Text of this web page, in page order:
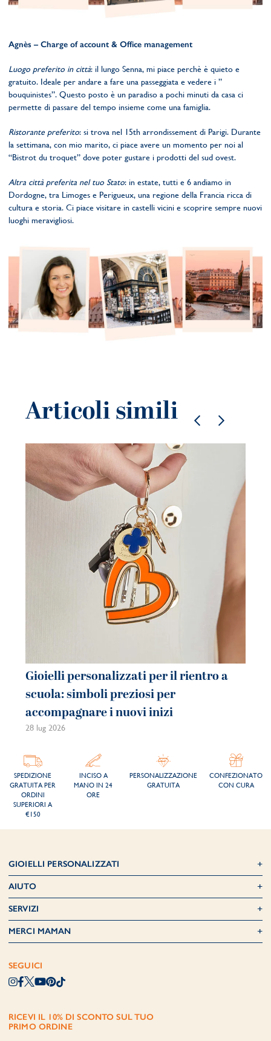
Agnès – Charge of account & Office management
Luogo preferito in città: il lungo Senna, mi piace perchè è quieto e
gratuito. Ideale per andare a fare una passeggiata e vedere i ”
bouquinistes”. Questo posto è un paradiso a pochi minuti da casa ci
permette di passare del tempo insieme come una famiglia.
Ristorante preferito: si trova nel 15th arrondissement di Parigi. Durante
la settimana, con mio marito, ci piace avere un momento per noi al
“Bistrot du troquet” dove poter gustare i prodotti del sud ovest.
Altra città preferita nel tuo Stato: in estate, tutti e 6 andiamo in
Dordogne, tra Limoges e Perigueux, una regione della Francia ricca di
cultura e storia. Ci piace visitare in castelli vicini e scoprire sempre nuovi
luoghi meravigliosi.
Articoli simili
Gioielli personalizzati per il rientro a
scuola: simboli preziosi per
accompagnare i nuovi inizi
28 lug 2026
SPEDIZIONE
GRATUITA PER
ORDINI
SUPERIORI A
€150
INCISO A
MANO IN 24
ORE
PERSONALIZZAZIONE
GRATUITA
CONFEZIONATO
CON CURA
GIOIELLI PERSONALIZZATI
AIUTO
SERVIZI
MERCI MAMAN
SEGUICI
RICEVI IL 10% DI SCONTO SUL TUO
PRIMO ORDINE